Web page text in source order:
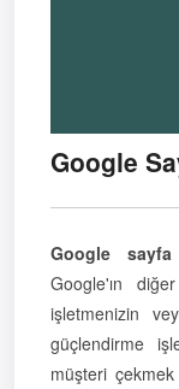
Google
Google sayfa
Google'ın
işletmenizin
güçlendirme
müşteri